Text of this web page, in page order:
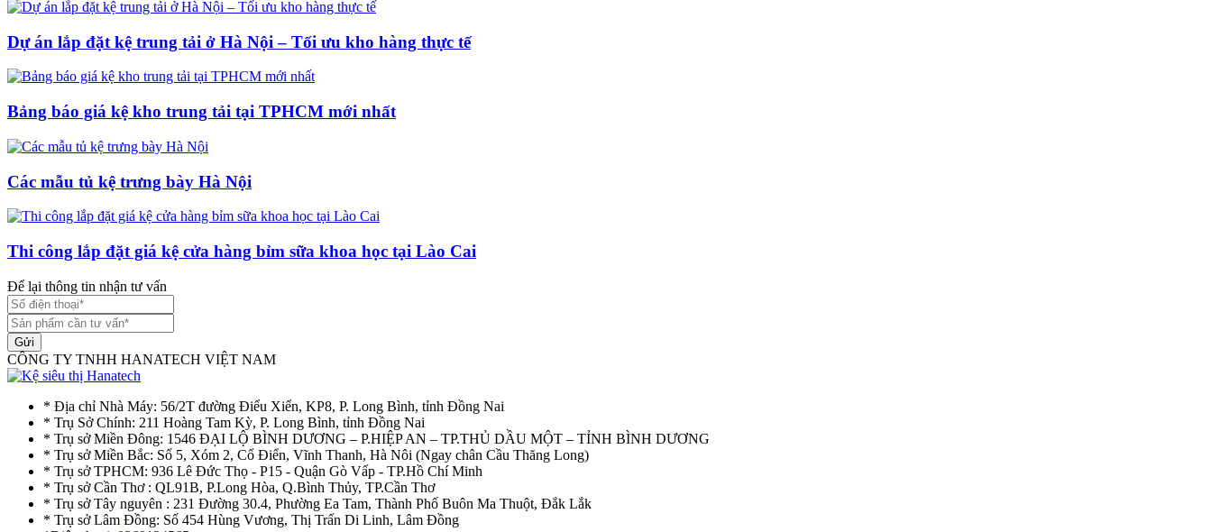
Dự án lắp đặt kệ trung tải ở Hà Nội – Tối ưu kho hàng thực tế
Bảng báo giá kệ kho trung tải tại TPHCM mới nhất
Các mẫu tủ kệ trưng bày Hà Nội
Thi công lắp đặt giá kệ cửa hàng bỉm sữa khoa học tại Lào Cai
Để lại thông tin nhận tư vấn
Gửi
CÔNG TY TNHH HANATECH VIỆT NAM
* Địa chỉ Nhà Máy: 56/2T đường Điểu Xiển, KP8, P. Long Bình, tỉnh Đồng Nai
* Trụ Sở Chính: 211 Hoàng Tam Kỳ, P. Long Bình, tỉnh Đồng Nai
* Trụ sở Miền Đông: 1546 ĐẠI LỘ BÌNH DƯƠNG – P.HIỆP AN – TP.THỦ DẦU MỘT – TỈNH BÌNH DƯƠNG
* Trụ sở Miền Bắc: Số 5, Xóm 2, Cổ Điển, Vĩnh Thanh, Hà Nôi (Ngay chân Cầu Thăng Long)
* Trụ sở TPHCM: 936 Lê Đức Thọ - P15 - Quận Gò Vấp - TP.Hồ Chí Minh
* Trụ sở Cần Thơ : QL91B, P.Long Hòa, Q.Bình Thủy, TP.Cần Thơ
* Trụ sở Tây nguyên : 231 Đường 30.4, Phường Ea Tam, Thành Phố Buôn Ma Thuột, Đắk Lắk
* Trụ sở Lâm Đồng: Số 454 Hùng Vương, Thị Trấn Di Linh, Lâm Đồng